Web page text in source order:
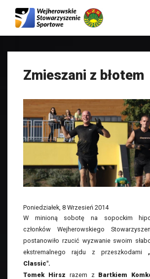
Zmieszani z błotem
Poniedziałek, 8 Wrzesień 2014
W minioną sobotę na sopockim
członków Wejherowskiego
postanowiło rzucić wyzwanie swoim
ekstremalnego rajdu z przeszkodami
Classic".
Tomek Hirsz razem z Bartkiem